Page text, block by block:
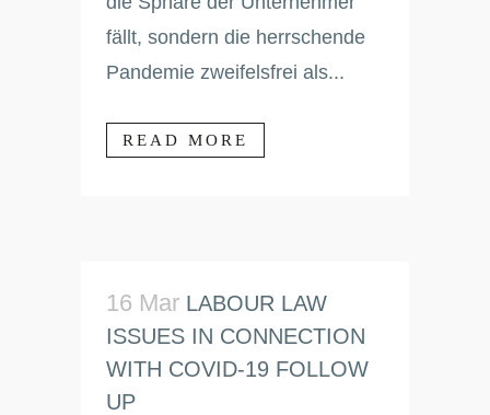
fällt, sondern die herrschende
Pandemie zweifelsfrei als...
READ MORE
16 Mar LABOUR LAW
ISSUES IN CONNECTION
WITH COVID-19 FOLLOW
UP